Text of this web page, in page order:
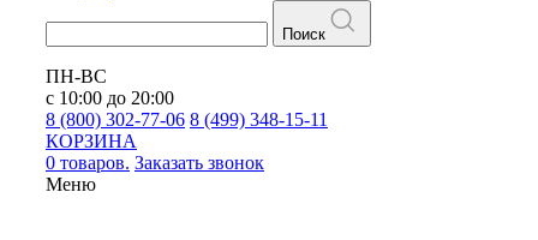
Поиск
ПН-ВС
с 10:00 до 20:00
8 (800) 302-77-06 8 (499) 348-15-11
КОРЗИНА
0 товаров. Заказать звонок
Меню